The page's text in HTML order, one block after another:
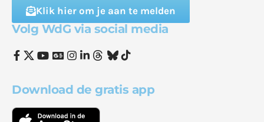
Klik hier om je aan te melden
Volg WdG via social media
Download de gratis app